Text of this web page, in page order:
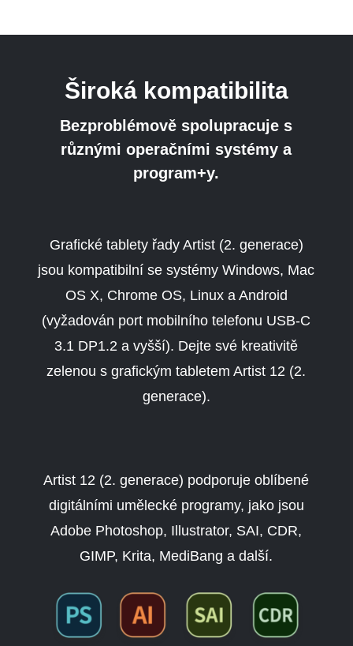
Široká kompatibilita
Bezproblémově spolupracuje s
různými operačními systémy a
program+y.
Grafické tablety řady Artist (2. generace)
jsou kompatibilní se systémy Windows, Mac
OS X, Chrome OS, Linux a Android
(vyžadován port mobilního telefonu USB-C
3.1 DP1.2 a vyšší). Dejte své kreativitě
zelenou s grafickým tabletem Artist 12 (2.
generace).
Artist 12 (2. generace) podporuje oblíbené
digitálními umělecké programy, jako jsou
Adobe Photoshop, Illustrator, SAI, CDR,
GIMP, Krita, MediBang a další.